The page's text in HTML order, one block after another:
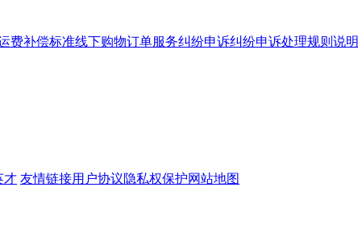
费补偿标准线下购物订单服务纠纷申诉纠纷申诉处理规则说明
才 友情链接用户协议隐私权保护网站地图